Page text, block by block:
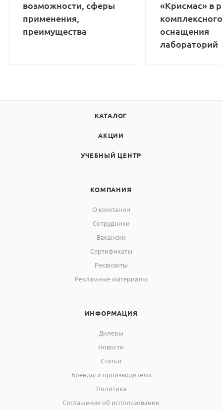
возможности, сферы
применения,
преимущества
«Крисмас» в
комплексного
оснащения
лабораторий
КАТАЛОГ
АКЦИИ
УЧЕБНЫЙ ЦЕНТР
КОМПАНИЯ
О компании
Сотрудники
Вакансии
Сертификаты
Реквизиты
Рекламные материалы
ИНФОРМАЦИЯ
Дилеры
Новости
Статьи
Бренды и производители
Политика
Соглашение об использовании